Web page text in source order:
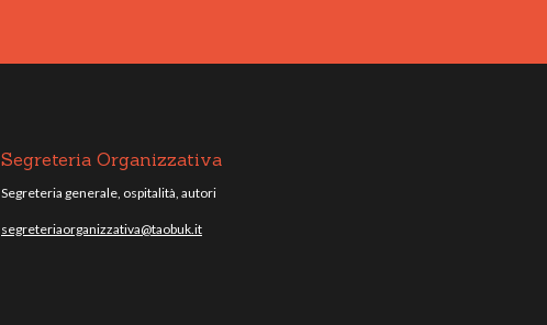
Segreteria Organizzativa
Segreteria generale, ospitalità, autori
segreteriaorganizzativa@taobuk.it